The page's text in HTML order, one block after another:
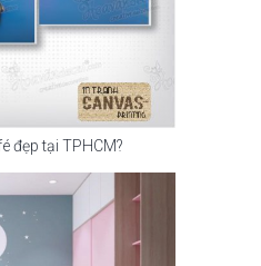
đẹp tại TPHCM?